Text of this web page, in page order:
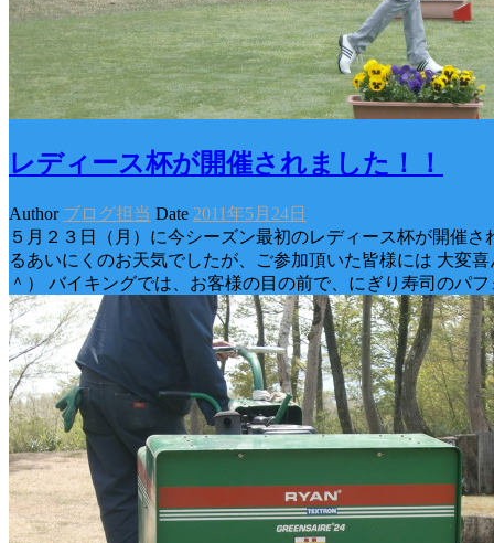
レディース杯が開催されました！！
Author ブログ担当 Date 2011年5月24日
５月２３日（月）に今シーズン最初のレディース杯が開催
るあいにくのお天気でしたが、ご参加頂いた皆様には 大変
＾） バイキングでは、お客様の目の前で、にぎり寿司のパフ